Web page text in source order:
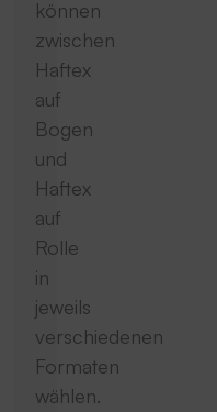
können
zwischen
Haftex
auf
Bogen
und
Haftex
auf
Rolle
in
jeweils
verschiedenen
Formaten
wählen.